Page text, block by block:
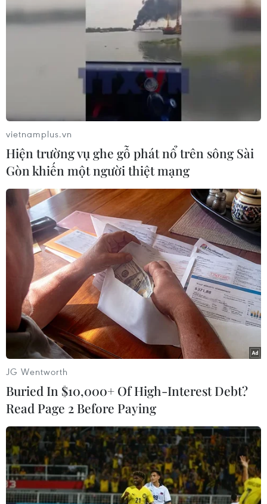
tranh tường tại ngã tư Chợ Mơ, mặt phố Minh Khai giao với
phố Bạch Mai, là công trình tranh hoành tráng hiếm hoi còn lại
của Thủ đô. (Ảnh: Lâm Khánh/TTXVN)
Tác phẩm do họa sỹ tranh cổ động Trường Sinh thực hiện, bằng
2 loại chất liệu khác nhau: một bức là tranh ghép gốm, bức còn
lại là phù điêu về sự đoàn kết Công-Nông-Trí. (Ảnh: Lâm
Khánh/TTXVN)
Hai tác phẩm khắc họa về một Hà Nội thời sau chiến tranh,
đánh dấu những mốc phát triển đô thị, đặc biệt là thời kỳ đầu
xây dựng chủ nghĩa xã hội. Sau nhiều năm xuống cấp, công
vietnamplus.vn
Hiện trường vụ ghe gỗ phát nổ trên sông Sài
Gòn khiến một người thiệt mạng
JG Wentworth
Buried In $10,000+ Of High-Interest Debt?
Read Page 2 Before Paying